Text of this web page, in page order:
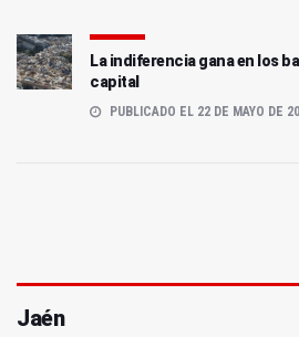
La indiferencia gana en los
capital
PUBLICADO EL 22 DE MAYO DE
Jaén